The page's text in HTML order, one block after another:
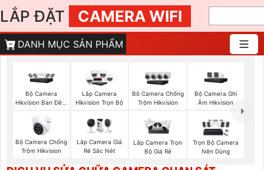
LẮP ĐẶT CAMERA WIFI
DANH MỤC SẢN PHẨM
Bộ Camera
Hikvision Ban Đêm
Lắp Camera
Hikvision Trọn Bộ
Bô Camera Chống
Trộm Hikvision
Bộ Camera Ghi
Âm Hikvision
Bộ Camera Chống
Trộm Hikvision
Lắp Camera Giá
Rẻ Sắc Nét
Lắp Camera Trọn
Bộ Giá Rẻ
Trọn Bộ Camera
Nên Dùng